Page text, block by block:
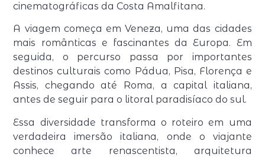
cinematográficas da Costa Amalfitana.
A viagem começa em Veneza, uma das cidades
mais românticas e fascinantes da Europa. Em
seguida, o percurso passa por importantes
destinos culturais como Pádua, Pisa, Florença e
Assis, chegando até Roma, a capital italiana,
antes de seguir para o litoral paradisíaco do sul.
Essa diversidade transforma o roteiro em uma
verdadeira imersão italiana, onde o viajante
conhece arte renascentista, arquitetura